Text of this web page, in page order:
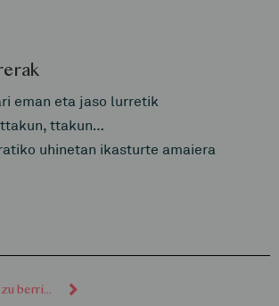
eman eta jaso lurretik
ttakun…
uhinetan ikasturte amaiera
Mezu berriagoak